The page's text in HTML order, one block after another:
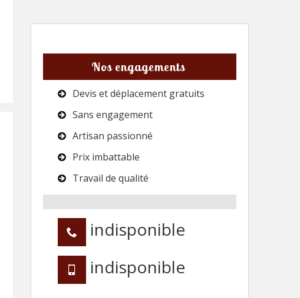
Nos engagements
Devis et déplacement gratuits
Sans engagement
Artisan passionné
Prix imbattable
Travail de qualité
indisponible
indisponible